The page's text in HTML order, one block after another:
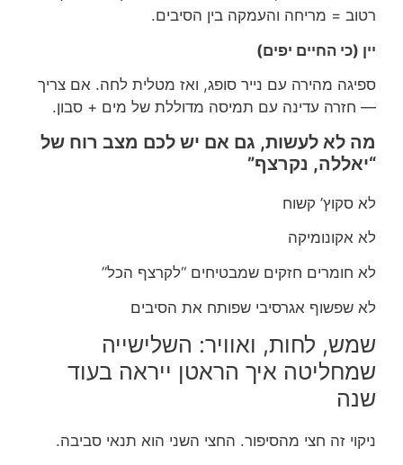
רטוב = מריחה והעמקה בין הסיבים.
יין (כי החיים יפים)
ספיגה מהירה עם נייר סופג, ואז מטלית לחה. אם צריך
— חזרה עדינה עם תמיסה מדוללת של מים + סבון.
מה לא לעשות, גם אם יש לכם מצב רוח של
“יאללה, נקרצף”
לא סקוץ’ קשוח
לא אקונומיקה
לא חומרים חזקים שמבטיחים “לקרצף הכל”
לא שפשוף אגרסיבי שפותח את הסיבים
שמש, לחות, ואוויר: השלישייה
שמחליטה איך הראטן ייראה בעוד
שנה
ניקוי זה חצי מהסיפור. החצי השני הוא תנאי סביבה.